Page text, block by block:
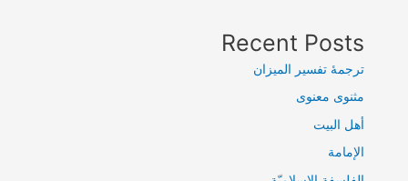
Recent Posts
ترجمۀ تفسیر المیزان
مثنوی معنوی
أهل البيت
الإمامة